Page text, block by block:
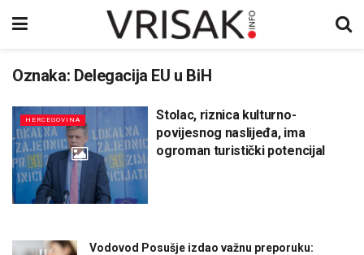
Oznaka: Delegacija EU u BiH
HERCEGOVINA
Stolac, riznica kulturno-
povijesnog naslijeđa, ima
ogroman turistički potencijal
Vodovod Posušje izdao važnu preporuku: